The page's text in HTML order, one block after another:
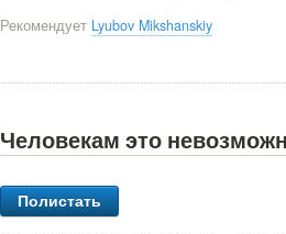
Рекомендует Lyubov Mikshanskiy
Человекам это
Полистать